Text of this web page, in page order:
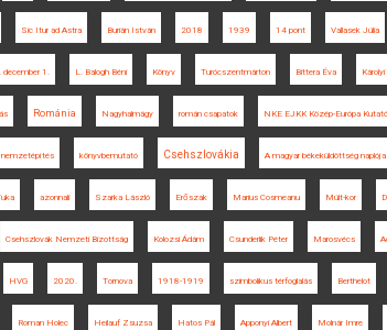
Sic Itur ad Astra Burián István 2018 1939 14 pont Vallasek Júlia
1. L. Balogh Béni Könyv Turócszentmárton Bittera Éva
Románia Nagyhalmágy román csapatok NKE EJKK Közép-Európa
nemzetépítés könyvbemutató Csehszlovákia A magyar békeküldöttség naplója
azonnali Szarka László Erőszak Marius Cosmeanu Múlt-kor
Csehszlovák Nemzeti Bizottság Kolozsi Ádám Csunderlik Péter Marosvécs
HVG 2020. Tornova 1918-1919 szimbolikus térfoglalás Berthelot
Roman Holec Heilauf Zsuzsa Hatos Pál Apponyi Albert Molnár Imre